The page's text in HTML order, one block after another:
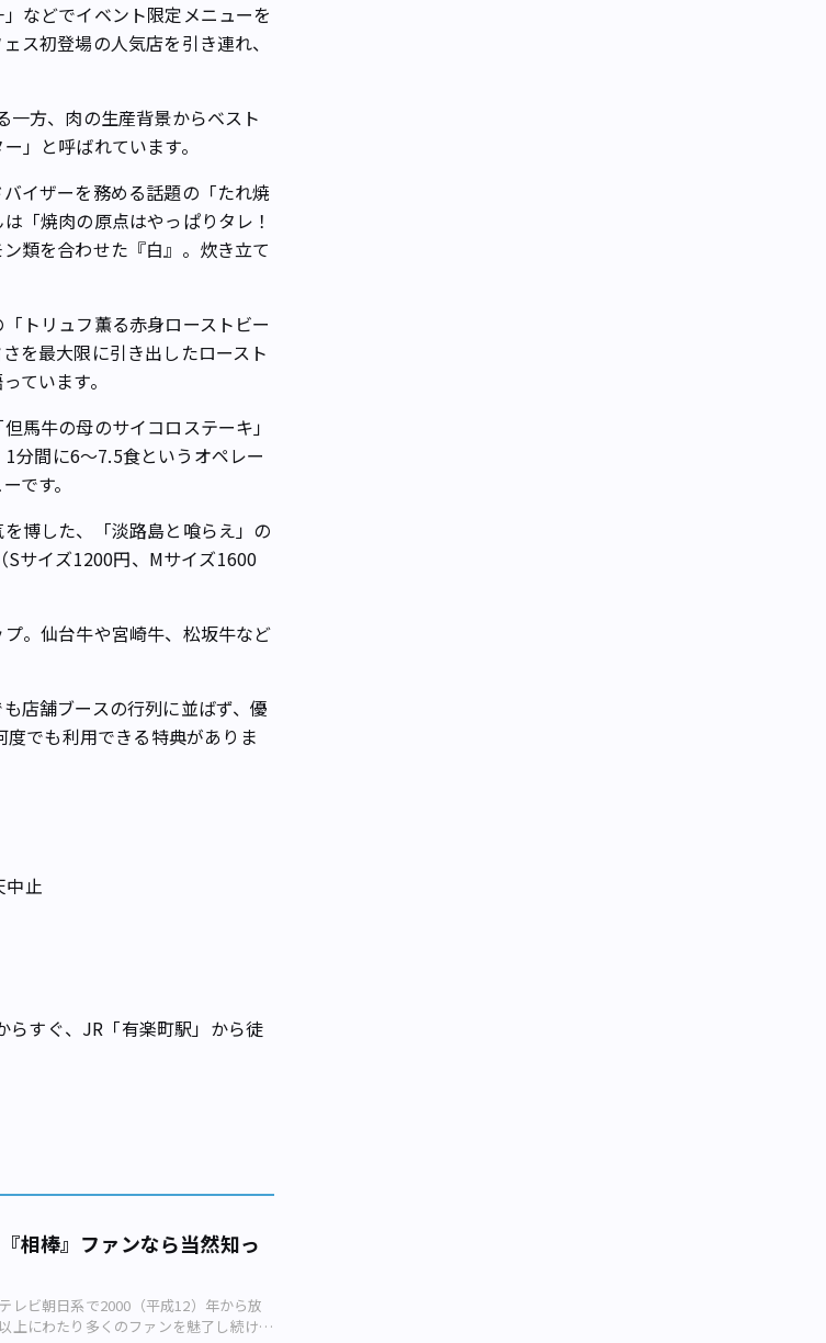
などでイベント限定メニューを
ス初登場の人気店を引き連れ、
方、肉の生産背景からベスト
」と呼ばれています。
イザーを務める話題の「たれ焼
「焼肉の原点はやっぱりタレ！
類を合わせた『白』。炊き立て
トリュフ薫る赤身ローストビー
を最大限に引き出したロースト
ています。
馬牛の母のサイコロステーキ」
分間に6～7.5食というオペレー
です。
博した、「淡路島と喰らえ」の
Sサイズ1200円、Mサイズ1600
。仙台牛や宮崎牛、松坂牛など
店舗ブースの行列に並ばず、優
でも利用できる特典がありま
中止
らすぐ、JR「有楽町駅」から徒
相棒』ファンなら当然知っ
ビ朝日系で2000（平成12）年から放
上にわたり多くのファンを魅了し続ける